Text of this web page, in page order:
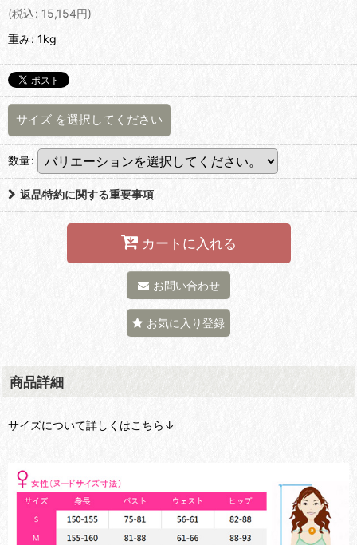
(税込: 15,154円)
重み: 1kg
サイズ を選択してください
数量:
返品特約に関する重要事項
カートに入れる
お問い合わせ
お気に入り登録
商品詳細
サイズについて詳しくはこちら↓